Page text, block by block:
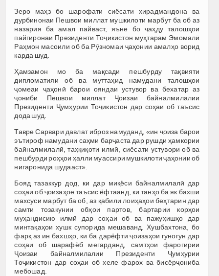
Зеро маҳз бо шарофати сиёсати хирадмандона ва
дурбинонаи Пешвои миллат мушкилоти марбут ба об аз
назария ба амал пайваст, яъне бо ҷаҳду талошҳои
пайгиронаи Президенти Тоҷикистон муҳтарам Эмомалӣ
Раҳмон масоили об ба Рӯзномаи ҷаҳонии амалҳо ворид
карда шуд.
Ҳамзамон мо ба мақсади пешбурду тақвияти
дипломатияи об ва муттаҳид намудани талошҳои
ҷомеаи ҷаҳонӣ барои ояндаи устувор ва бехатар аз
ҷониби Пешвои миллат Ҷоизаи байналмилалии
Президенти Ҷумҳурии Тоҷикистон дар соҳаи об таъсис
дода шуд.
Тавре Сарвари давлат иброз намуданд, «ин ҷоиза барои
эътироф намудани саҳми барҷаста дар рушди ҳамкории
байналмилалӣ, таҳқиқоти илмӣ, сиёсати устувори об ва
пешбурди роҳҳои ҳалли муассири мушкилоти ҷаҳонии об
нигаронида шудааст».
Бояд тазаккур дод, ки дар миқёси байналмилалӣ дар
соҳаи об ҷоизаҳое таъсис ёфтаанд, ки танҳо ба як бахши
махсуси марбут ба об, аз қабили лоиҳаҳои беҳтарин дар
самти тозакунии обҳои партов, бартарии корҳои
муҳандисию илмӣ дар соҳаи об ва пажуҳишҳо дар
минтақаҳои хушк супорида мешаванд. Хушбахтона, бо
фарқ аз ин бахшҳо, ки ба дарёфти ҷоизаҳои гуногун дар
соҳаи об шарафёб мегарданд, самтҳои фарогирии
Ҷоизаи байналмилалии Президенти Ҷумҳурии
Тоҷикистон дар соҳаи об хеле фарох ва бисёрҷониба
мебошад.